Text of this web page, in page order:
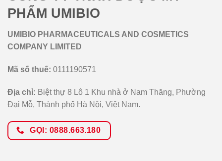
PHẨM UMIBIO
UMIBIO PHARMACEUTICALS AND COSMETICS
COMPANY LIMITED
Mã số thuế: 0111190571
Địa chỉ: Biệt thự 8 Lô 1 Khu nhà ở Nam Thăng, Phường
Đại Mỗ, Thành phố Hà Nội, Việt Nam.
GỌI: 0888.663.180